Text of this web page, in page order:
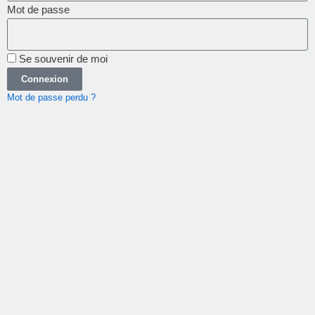
Mot de passe
Se souvenir de moi
Connexion
Mot de passe perdu ?